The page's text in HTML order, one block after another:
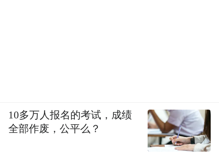
10多万人报名的考试，成绩
全部作废，公平么？